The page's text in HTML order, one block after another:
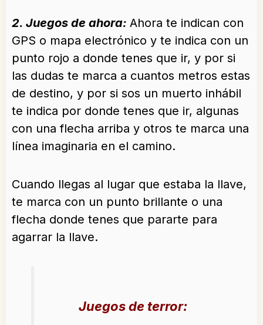
2. Juegos de ahora: Ahora te indican con
GPS o mapa electrónico y te indica con un
punto rojo a donde tenes que ir, y por si
las dudas te marca a cuantos metros estas
de destino, y por si sos un muerto inhábil
te indica por donde tenes que ir, algunas
con una flecha arriba y otros te marca una
línea imaginaria en el camino.
Cuando llegas al lugar que estaba la llave,
te marca con un punto brillante o una
flecha donde tenes que pararte para
agarrar la llave.
Juegos de terror: